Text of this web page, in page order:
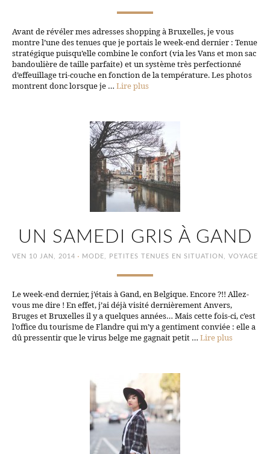
Avant de révéler mes adresses shopping à Bruxelles, je vous
montre l’une des tenues que je portais le week-end dernier : Tenue
stratégique puisqu’elle combine le confort (via les Vans et mon sac
bandoulière de taille parfaite) et un système très perfectionné
d’effeuillage tri-couche en fonction de la température. Les photos
montrent donc lorsque je … Lire plus
UN SAMEDI GRIS À GAND
VEN 10 JAN, 2014 · MODE PETITES TENUES EN SITUATION VOYAGE
Le week-end dernier, j’étais à Gand, en Belgique. Encore ?!! Allez-
vous me dire ! En effet, j’ai déjà visité dernièrement Anvers,
Bruges et Bruxelles il y a quelques années… Mais cette fois-ci, c’est
l’office du tourisme de Flandre qui m’y a gentiment conviée : elle a
dû pressentir que le virus belge me gagnait petit … Lire plus